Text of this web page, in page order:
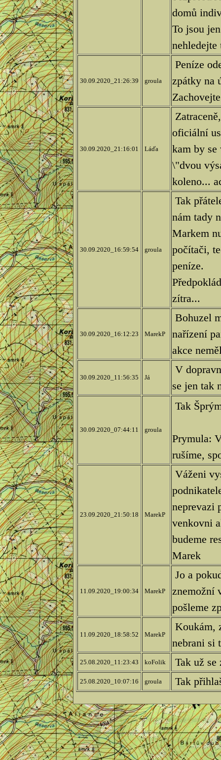
domů
To jsou
30.09.2020_21:26:39 groula
Peníze
zpátky na
30.09.2020_21:16:01 Láďa
oficiální
kam by
\"dvou
koleno...
30.09.2020_16:59:54 groula
Tak
nám tady
Markem
počítači,
peníze.
zítra...
30.09.2020_16:12:23 MarekP
Bohuzel
nařízení
akce
30.09.2020_11:56:35 Já
V
se jen tak
30.09.2020_07:44:11 groula
Tak
Prymula:
rušíme,
23.09.2020_21:50:18 MarekP
Váženi
neprevazi
venkovni
budeme
Marek
11.09.2020_19:00:34 MarekP
Jo a
znemožní
pošleme
11.09.2020_18:58:52 MarekP
Koukám,
nebrani
25.08.2020_11:23:43 koFolik Tak už se
25.08.2020_10:07:16 groula Tak